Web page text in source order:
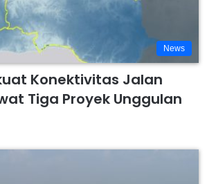
News
Konektivitas Jalan
Tiga Proyek Unggulan